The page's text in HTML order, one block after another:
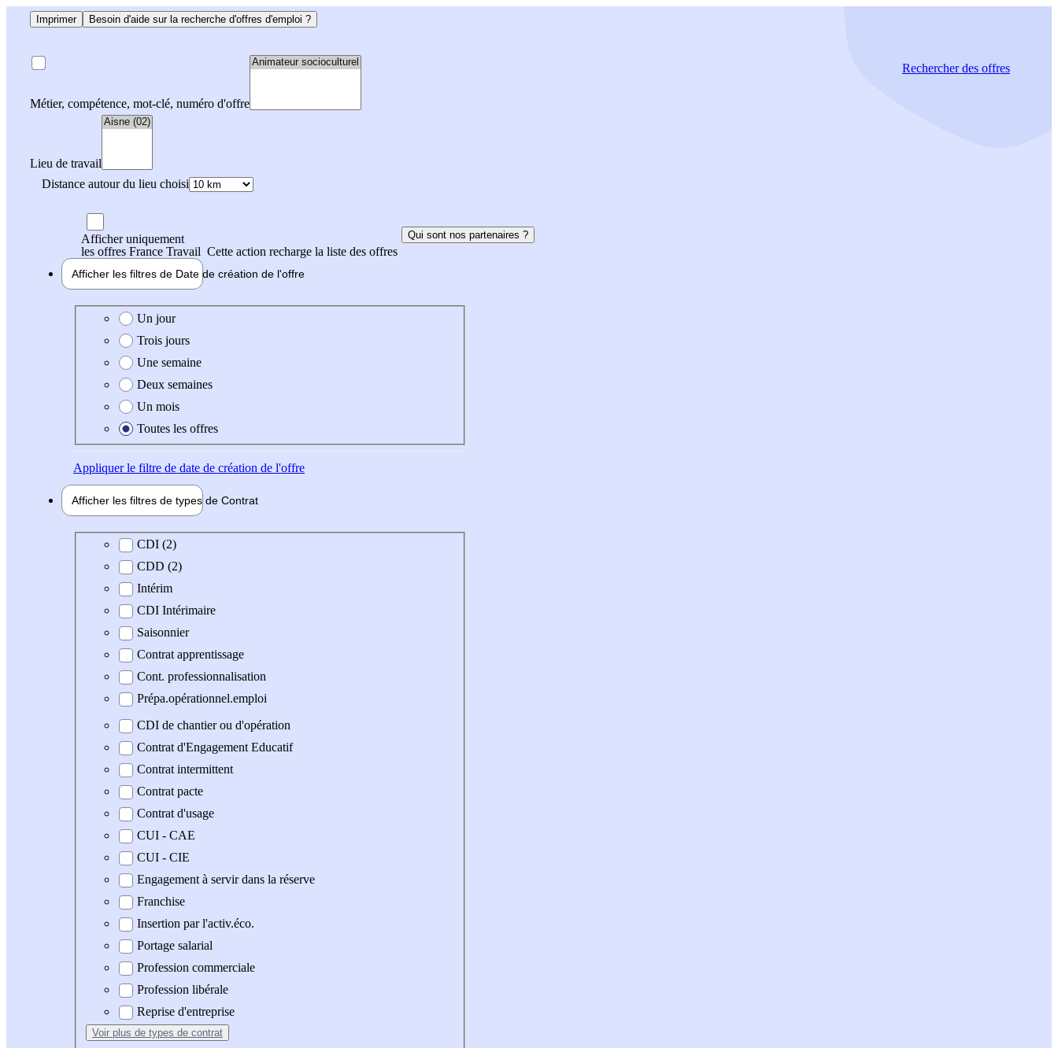
Imprimer Besoin d'aide sur la recherche d'offres d'emploi ?
Métier, compétence, mot-clé, numéro d'offre
Lieu de travail
Distance autour du lieu choisi
Rechercherdes offres
Afficher uniquement
les offres France Travail Cette action recharge la liste des offres
Qui sont nos partenaires ?
Afficher les filtres de Date de création de l'offre
Date de création de l'offre
Un jour
Trois jours
Une semaine
Deux semaines
Un mois
Toutes les offres
Appliquerle filtre de date de création de l'offre
Afficher les filtres de types de Contrat
Type de contrat
CDI (2)
CDD (2)
Intérim
CDI Intérimaire
Saisonnier
Contrat apprentissage
Cont. professionnalisation
Prépa.opérationnel.emploi
CDI de chantier ou d'opération
Contrat d'Engagement Educatif
Contrat intermittent
Contrat pacte
Contrat d'usage
CUI - CAE
CUI - CIE
Engagement à servir dans la réserve
Franchise
Insertion par l'activ.éco.
Portage salarial
Profession commerciale
Profession libérale
Reprise d'entreprise
Voir plus de types de contrat